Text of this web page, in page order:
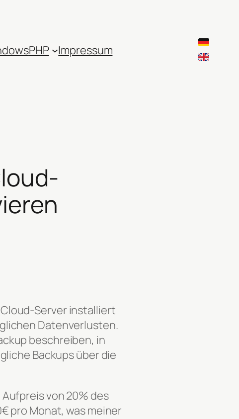
PHP Impressum
Server installiert
Datenverlusten.
beschreiben, in
Backups über die
von 20% des
pro Monat, was meiner